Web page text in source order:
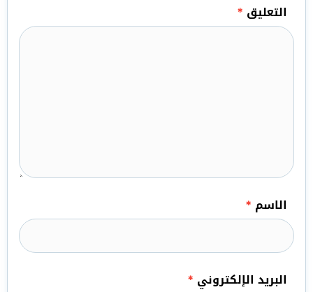
التعليق *
الاسم *
البريد الإلكتروني *